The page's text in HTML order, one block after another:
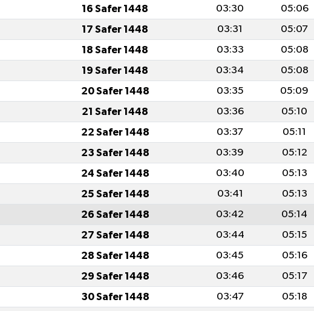
16 Safer 1448 03:30 05:06
17 Safer 1448 03:31 05:07
18 Safer 1448 03:33 05:08
19 Safer 1448 03:34 05:08
20 Safer 1448 03:35 05:09
21 Safer 1448 03:36 05:10
22 Safer 1448 03:37 05:11
23 Safer 1448 03:39 05:12
24 Safer 1448 03:40 05:13
25 Safer 1448 03:41 05:13
26 Safer 1448 03:42 05:14
27 Safer 1448 03:44 05:15
28 Safer 1448 03:45 05:16
29 Safer 1448 03:46 05:17
30 Safer 1448 03:47 05:18